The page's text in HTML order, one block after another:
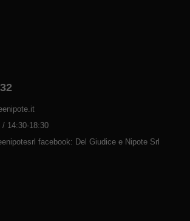
/ 14:30-18:30
facebook: Del Giudice e Nipote Srl